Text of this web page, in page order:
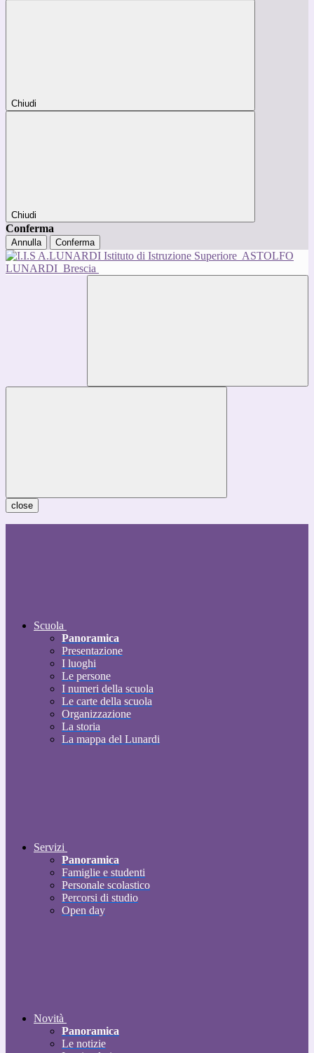
Chiudi
Chiudi
Conferma
Annulla Conferma
Istituto di Istruzione Superiore ASTOLFO
LUNARDI Brescia
close
Scuola
Panoramica
Presentazione
I luoghi
Le persone
I numeri della scuola
Le carte della scuola
Organizzazione
La storia
La mappa del Lunardi
Servizi
Panoramica
Famiglie e studenti
Personale scolastico
Percorsi di studio
Open day
Novità
Panoramica
Le notizie